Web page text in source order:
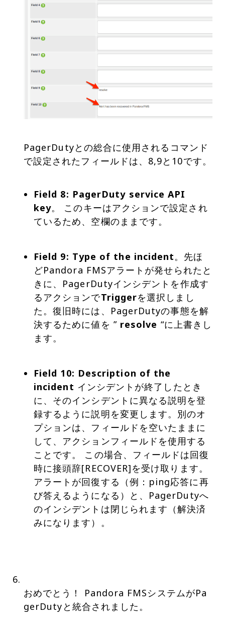
PagerDutyとの総合に使用されるコマンド
で設定されたフィールドは、8,9と10です。
Field 8: PagerDuty service API
key。 このキーはアクションで設定され
ているため、空欄のままです。
Field 9: Type of the incident。先ほ
どPandora FMSアラートが発せられたと
きに、PagerDutyインシデントを作成す
るアクションでTriggerを選択しまし
た。復旧時には、PagerDutyの事態を解
決するために値を ” resolve “に上書きし
ます。
Field 10: Description of the
incident インシデントが終了したとき
に、そのインシデントに異なる説明を登
録するように説明を変更します。別のオ
プションは、フィールドを空いたままに
して、アクションフィールドを使用する
ことです。 この場合、フィールドは回復
時に接頭辞[RECOVER]を受け取ります。
アラートが回復する（例：ping応答に再
び答えるようになる）と、PagerDutyへ
のインシデントは閉じられます（解決済
みになります）。
おめでとう！ Pandora FMSシステムがPa
gerDutyと統合されました。